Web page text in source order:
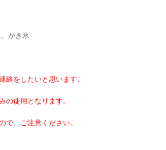
かき氷
をしたいと思います。
使用となります。
、ご注意ください。